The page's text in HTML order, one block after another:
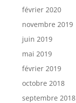
février 2020
novembre 2019
juin 2019
mai 2019
février 2019
octobre 2018
septembre 2018